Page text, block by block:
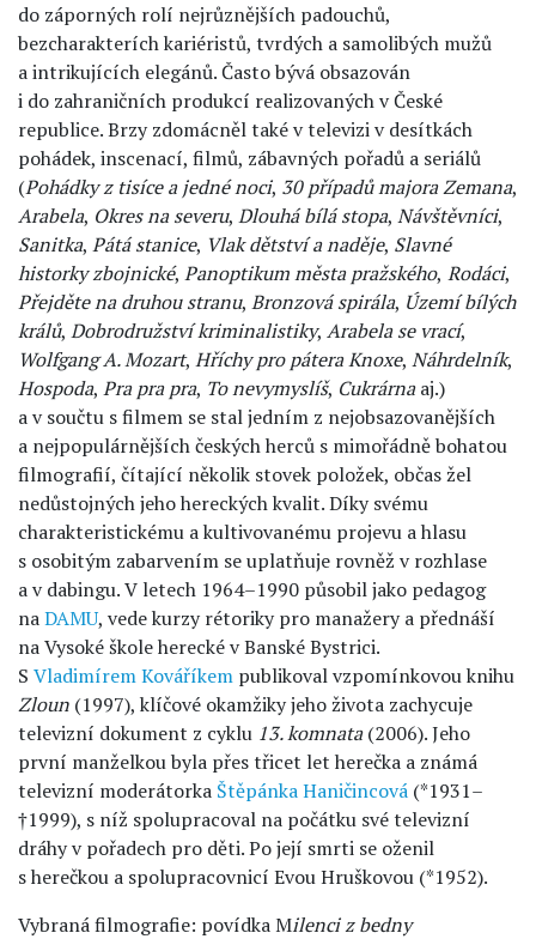
do záporných rolí nejrůznějších padouchů,
bezcharakterích kariéristů, tvrdých a samolibých mužů
a intrikujících elegánů. Často bývá obsazován
i do zahraničních produkcí realizovaných v České
republice. Brzy zdomácněl také v televizi v desítkách
pohádek, inscenací, filmů, zábavných pořadů a seriálů
(Pohádky z tisíce a jedné noci, 30 případů majora Zemana,
Arabela, Okres na severu, Dlouhá bílá stopa, Návštěvníci,
Sanitka, Pátá stanice, Vlak dětství a naděje, Slavné
historky zbojnické, Panoptikum města pražského, Rodáci,
Přejděte na druhou stranu, Bronzová spirála, Území bílých
králů, Dobrodružství kriminalistiky, Arabela se vrací,
Wolfgang A. Mozart, Hříchy pro pátera Knoxe, Náhrdelník,
Hospoda, Pra pra pra, Tonevymyslíš, Cukrárnaaj.)
a v součtu s filmem se stal jedním z nejobsazovanějších
a nejpopulárnějších českých herců s mimořádně bohatou
filmografií, čítající několik stovek položek, občas žel
nedůstojných jeho hereckých kvalit. Díky svému
charakteristickému a kultivovanému projevu a hlasu
s osobitým zabarvením se uplatňuje rovněž v rozhlase
a v dabingu. V letech 1964–1990 působil jako pedagog
naDAMU, vede kurzy rétoriky pro manažery a přednáší
na Vysoké škole herecké v Banské Bystrici.
S Vladimírem Kováříkem publikoval vzpomínkovou knihu
Zloun (1997), klíčové okamžiky jeho života zachycuje
televizní dokument z cyklu 13. komnata(2006). Jeho
první manželkou byla přes třicet let herečka a známá
televizní moderátorka Štěpánka Haničincová (*1931–
†1999), s níž spolupracoval na počátku své televizní
dráhy v pořadech pro děti. Po její smrti se oženil
s herečkou a spolupracovnicí Evou Hruškovou (*1952).
Vybraná filmografie: povídka Milenci z bedny